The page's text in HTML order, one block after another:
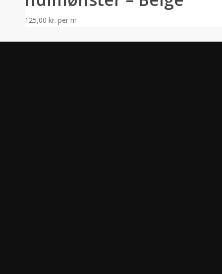
125,00 kr. per m